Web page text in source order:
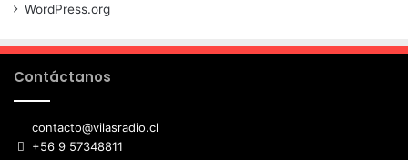
WordPress.org
Contáctanos
contacto@vilasradio.cl
+56 9 57348811